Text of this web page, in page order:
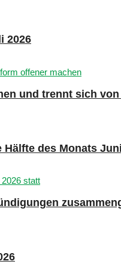
2026
und trennt sich
Hälfte des Monats